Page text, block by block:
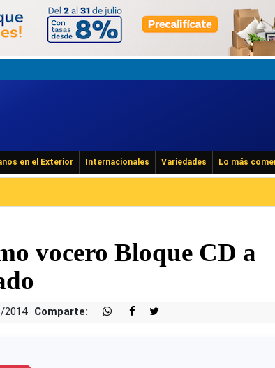
en el Exterior Internacionales Variedades Lo más
vocero Bloque CD a
2014 Comparte: